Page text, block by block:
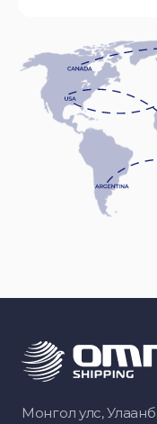
Монгол улс,